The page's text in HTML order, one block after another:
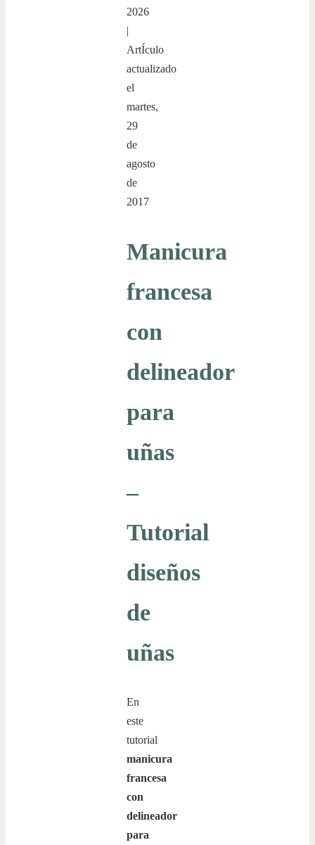
2026
|
ArtÍculo
actualizado
el
martes,
29
de
agosto
de
2017
Manicura
francesa
con
delineador
para
uñas
–
Tutorial
diseños
de
uñas
En
este
tutorial
manicura
francesa
con
delineador
para